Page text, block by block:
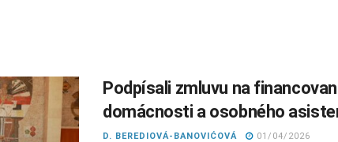
Podpísali zmluvu na
domácnosti a osobného
D. BEREDIOVÁ-BANOVIĆOVÁ 01/04/2026